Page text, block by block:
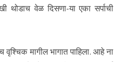
थोडाच वेळ दिसणा-या एका सर्पाची
मागील भागात पाहिला. आहे ना